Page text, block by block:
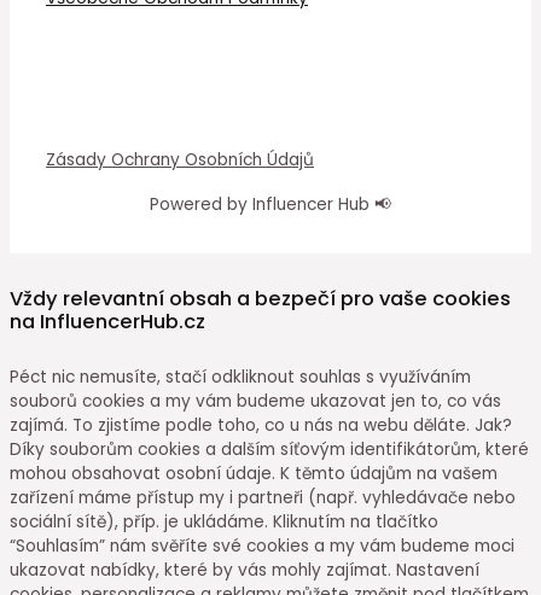
Zásady Ochrany Osobních Údajů
Powered by Influencer Hub 📢
Vždy relevantní obsah a bezpečí pro vaše cookies
na InfluencerHub.cz
Péct nic nemusíte, stačí odkliknout souhlas s využíváním
souborů cookies a my vám budeme ukazovat jen to, co vás
zajímá. To zjistíme podle toho, co u nás na webu děláte. Jak?
Díky souborům cookies a dalším síťovým identifikátorům, které
mohou obsahovat osobní údaje. K těmto údajům na vašem
zařízení máme přístup my i partneři (např. vyhledávače nebo
sociální sítě), příp. je ukládáme. Kliknutím na tlačítko
“Souhlasím” nám svěříte své cookies a my vám budeme moci
ukazovat nabídky, které by vás mohly zajímat. Nastavení